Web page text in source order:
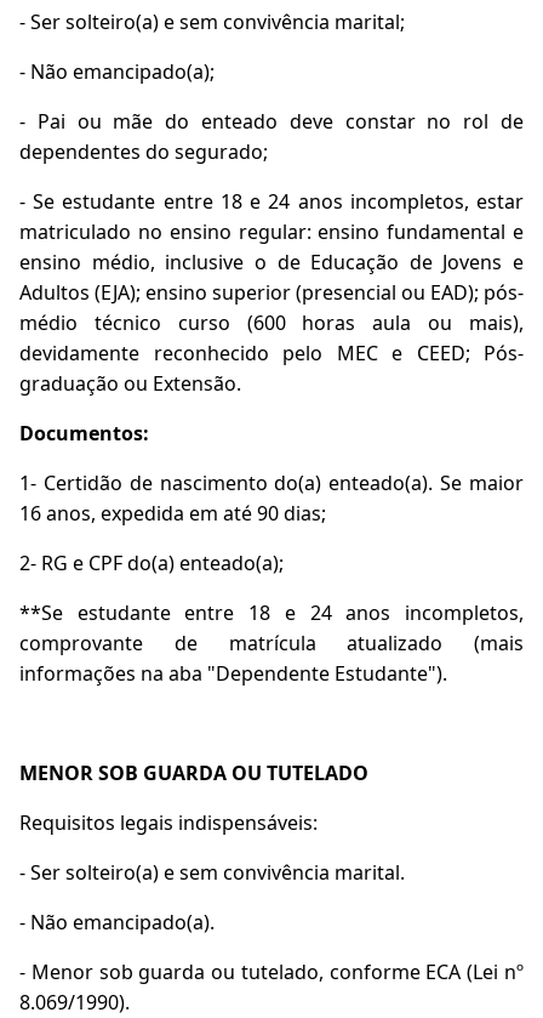
- Ser solteiro(a) e sem convivência marital;
- Não emancipado(a);
- Pai ou mãe do enteado deve constar no rol de
dependentes do segurado;
- Se estudante entre 18 e 24 anos incompletos, estar
matriculado no ensino regular: ensino fundamental e
ensino médio, inclusive o de Educação de Jovens e
Adultos (EJA); ensino superior (presencial ou EAD); pós-
médio técnico curso (600 horas aula ou mais),
devidamente reconhecido pelo MEC e CEED; Pós-
graduação ou Extensão.
Documentos:
1- Certidão de nascimento do(a) enteado(a). Se maior
16 anos, expedida em até 90 dias;
2- RG e CPF do(a) enteado(a);
**Se estudante entre 18 e 24 anos incompletos,
comprovante de matrícula atualizado (mais
informações na aba "Dependente Estudante").
MENOR SOB GUARDA OU TUTELADO
Requisitos legais indispensáveis:
- Ser solteiro(a) e sem convivência marital.
- Não emancipado(a).
- Menor sob guarda ou tutelado, conforme ECA (Lei nº
8.069/1990).